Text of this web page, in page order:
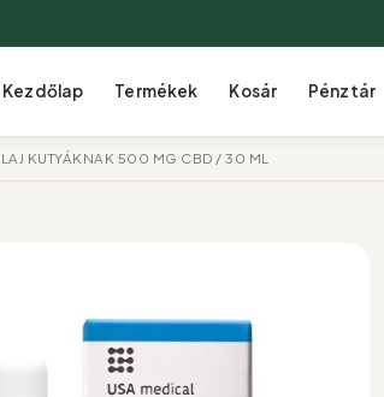
Kezdőlap Termékek Kosár Pénztár
KUTYÁKNAK 500 MG CBD / 30 ML